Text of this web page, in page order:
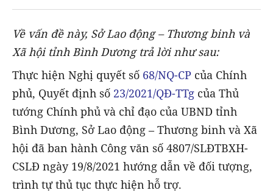
Về vấn đề này, Sở Lao động – Thương binh và
Xã hội tỉnh Bình Dương trả lời như sau:
Thực hiện Nghị quyết số 68/NQ-CP của Chính
phủ, Quyết định số 23/2021/QĐ-TTg của Thủ
tướng Chính phủ và chỉ đạo của UBND tỉnh
Bình Dương, Sở Lao động – Thương binh và Xã
hội đã ban hành Công văn số 4807/SLĐTBXH-
CSLĐ ngày 19/8/2021 hướng dẫn về đối tượng,
trình tự thủ tục thực hiện hỗ trợ.